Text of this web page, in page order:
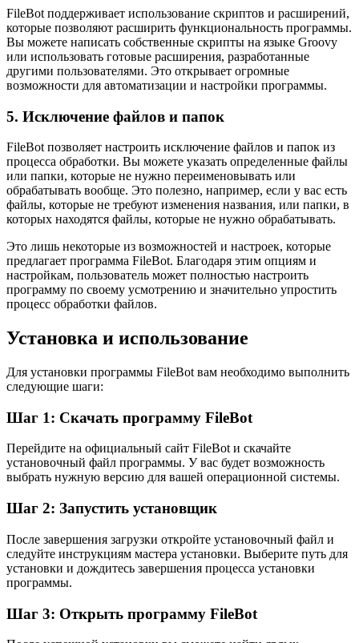
FileBot поддерживает использование скриптов и расширений,
которые позволяют расширить функциональность программы.
Вы можете написать собственные скрипты на языке Groovy
или использовать готовые расширения, разработанные
другими пользователями. Это открывает огромные
возможности для автоматизации и настройки программы.
5. Исключение файлов и папок
FileBot позволяет настроить исключение файлов и папок из
процесса обработки. Вы можете указать определенные файлы
или папки, которые не нужно переименовывать или
обрабатывать вообще. Это полезно, например, если у вас есть
файлы, которые не требуют изменения названия, или папки, в
которых находятся файлы, которые не нужно обрабатывать.
Это лишь некоторые из возможностей и настроек, которые
предлагает программа FileBot. Благодаря этим опциям и
настройкам, пользователь может полностью настроить
программу по своему усмотрению и значительно упростить
процесс обработки файлов.
Установка и использование
Для установки программы FileBot вам необходимо выполнить
следующие шаги:
Шаг 1: Скачать программу FileBot
Перейдите на официальный сайт FileBot и скачайте
установочный файл программы. У вас будет возможность
выбрать нужную версию для вашей операционной системы.
Шаг 2: Запустить установщик
После завершения загрузки откройте установочный файл и
следуйте инструкциям мастера установки. Выберите путь для
установки и дождитесь завершения процесса установки
программы.
Шаг 3: Открыть программу FileBot